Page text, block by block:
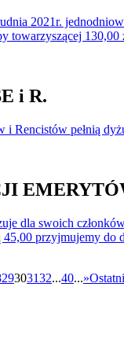
2021r.
towarzyszącej
i R.
i Rencistów pełnią
dla swoich
45,00 przyjmujemy
29303132...40...»